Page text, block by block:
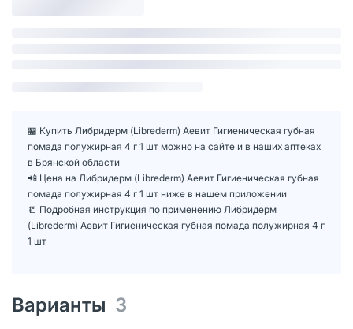
🏪 Купить Либридерм (Librederm) Аевит Гигиеническая губная
помада полужирная 4 г 1 шт можно на сайте и в наших аптеках
в Брянской области
📲 Цена на Либридерм (Librederm) Аевит Гигиеническая губная
помада полужирная 4 г 1 шт ниже в нашем приложении
📒 Подробная инструкция по применению Либридерм
(Librederm) Аевит Гигиеническая губная помада полужирная 4 г
1 шт
Варианты 3